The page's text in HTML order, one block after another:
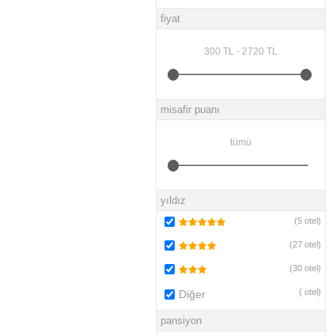
fiyat
misafir puanı
yıldız
Diğer ( otel)
(30 otel)
(27 otel)
(5 otel)
pansiyon